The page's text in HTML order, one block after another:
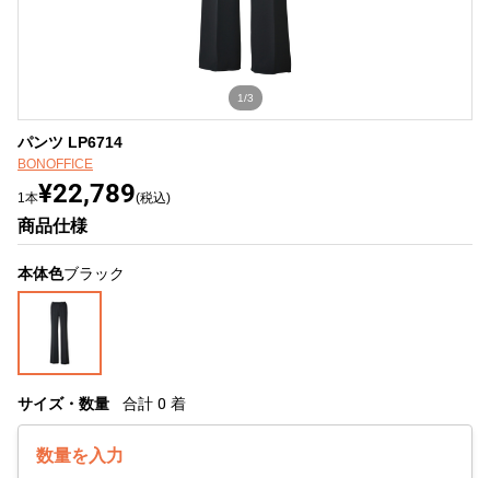
1/3
パンツ LP6714
BONOFFICE
1本¥22,789(税込)
商品仕様
本体色ブラック
サイズ・数量 合計 0 着
数量を入力